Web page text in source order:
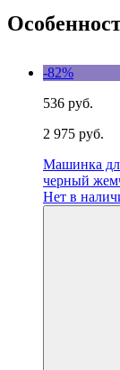
-82%
536 руб.
2 975 руб.
Машинка
черный
Нет в